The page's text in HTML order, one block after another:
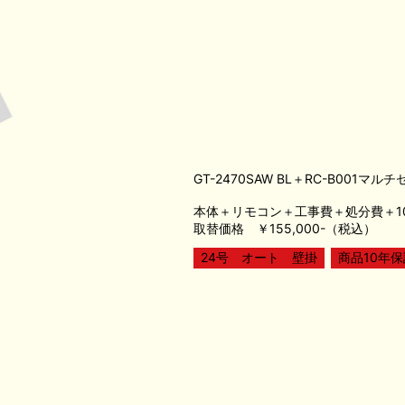
GT-2470SAW BL＋RC-B001マルチ
本体＋リモコン＋工事費＋処分費＋
取替価格 ￥155,000-（税込）
24号 オート 壁掛
商品10年